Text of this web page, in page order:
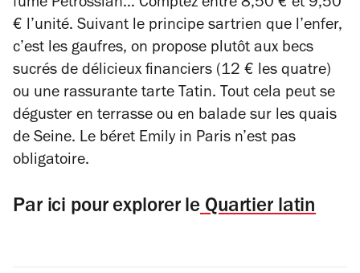
fumé Petrossian… Comptez entre 8,50 € et 9,50
€ l’unité. Suivant le principe sartrien que l’enfer,
c’est les gaufres, on propose plutôt aux becs
sucrés de délicieux financiers (12 € les quatre)
ou une rassurante tarte Tatin. Tout cela peut se
déguster en terrasse ou en balade sur les quais
de Seine. Le béret Emily in Paris n’est pas
obligatoire.
Par ici pour explorer le Quartier latin